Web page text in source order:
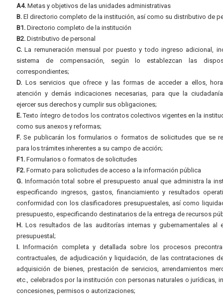
A4. Metas y objetivos de las unidades administrativas
B. El directorio completo de la institución, así como su distributivo de
B1. Directorio completo de la institución
B2. Distributivo de personal
C. La remuneración mensual por puesto y todo ingreso adicional,
sistema de compensación, según lo establezcan las
correspondientes;
D. Los servicios que ofrece y las formas de acceder a ellos,
atención y demás indicaciones necesarias, para que la
ejercer sus derechos y cumplir sus obligaciones;
E.Texto íntegro de todos los contratos colectivos vigentes en la
como sus anexos y reformas;
F. Se publicarán los formularios o formatos de solicitudes que se
para los trámites inherentes a su campo de acción;
F1. Formularios o formatos de solicitudes
F2. Formato para solicitudes de acceso a la información pública
G. Información total sobre el presupuesto anual que administra la
especificando ingresos, gastos, financiamiento y resultados
conformidad con los clasificadores presupuestales, así como
presupuesto, especificando destinatarios de la entrega de recursos
H. Los resultados de las auditorías internas y gubernamentales al
presupuestal;
I. Información completa y detallada sobre los procesos
contractuales, de adjudicación y liquidación, de las contrataciones
adquisición de bienes, prestación de servicios, arrendamientos
etc., celebrados por la institución con personas naturales o jurídicas,
concesiones, permisos o autorizaciones;